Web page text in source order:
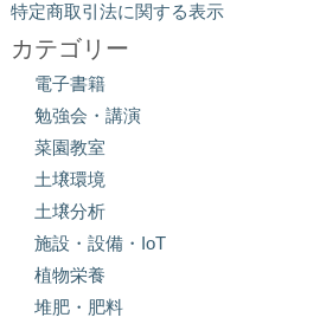
特定商取引法に関する表示
カテゴリー
電子書籍
勉強会・講演
菜園教室
土壌環境
土壌分析
施設・設備・IoT
植物栄養
堆肥・肥料